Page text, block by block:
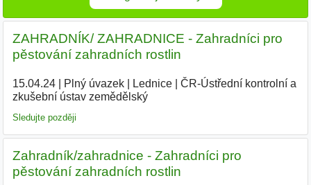
ZAHRADNÍK/ ZAHRADNICE - Zahradníci pro
pěstování zahradních rostlin
15.04.24| Plný úvazek| Lednice|
ČR-Ústřední kontrolní a
zkušební ústav zemědělský|
Sledujte později
Zahradník/zahradnice - Zahradníci pro
pěstování zahradních rostlin